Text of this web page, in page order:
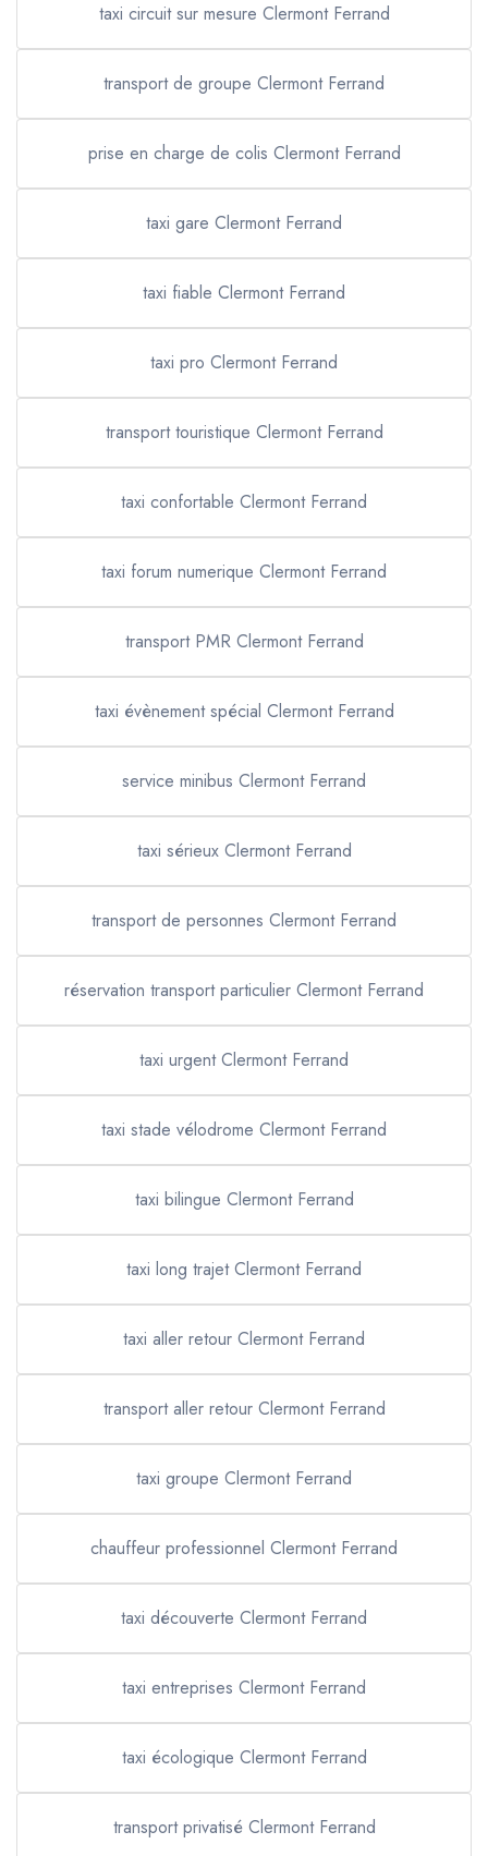
taxi circuit sur mesure Clermont Ferrand
transport de groupe Clermont Ferrand
prise en charge de colis Clermont Ferrand
taxi gare Clermont Ferrand
taxi fiable Clermont Ferrand
taxi pro Clermont Ferrand
transport touristique Clermont Ferrand
taxi confortable Clermont Ferrand
taxi forum numerique Clermont Ferrand
transport PMR Clermont Ferrand
taxi évènement spécial Clermont Ferrand
service minibus Clermont Ferrand
taxi sérieux Clermont Ferrand
transport de personnes Clermont Ferrand
réservation transport particulier Clermont Ferrand
taxi urgent Clermont Ferrand
taxi stade vélodrome Clermont Ferrand
taxi bilingue Clermont Ferrand
taxi long trajet Clermont Ferrand
taxi aller retour Clermont Ferrand
transport aller retour Clermont Ferrand
taxi groupe Clermont Ferrand
chauffeur professionnel Clermont Ferrand
taxi découverte Clermont Ferrand
taxi entreprises Clermont Ferrand
taxi écologique Clermont Ferrand
transport privatisé Clermont Ferrand